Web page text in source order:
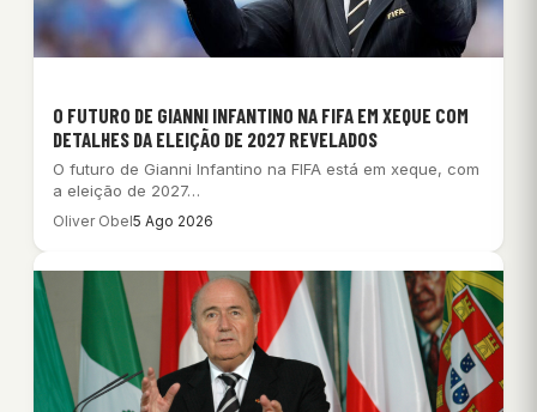
O FUTURO DE GIANNI INFANTINO NA FIFA EM XEQUE COM
DETALHES DA ELEIÇÃO DE 2027 REVELADOS
O futuro de Gianni Infantino na FIFA está em xeque, com
a eleição de 2027…
Oliver Obel5 Ago 2026